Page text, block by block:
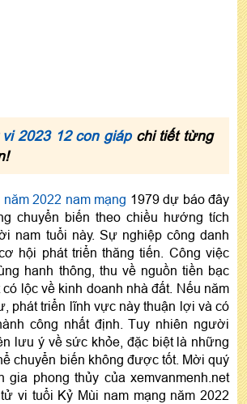
vi 2023 12 con giápchi tiết từng
2022 nam mạng 1979 dự báo đây
chuyển biến theo chiều hướng tích
nam tuổi này. Sự nghiệp công danh
hội phát triển thăng tiến. Công việc
hanh thông, thu về nguồn tiền bạc
lộc về kinh doanh nhà đất. Nếu năm
phát triển lĩnh vực này thuận lợi và có
công nhất định. Tuy nhiên người
lưu ý về sức khỏe, đặc biệt là những
chuyển biến không được tốt. Mời quý
gia phong thủy của xemvanmenh.net
vi tuổi Kỷ Mùi nam mạng năm 2022